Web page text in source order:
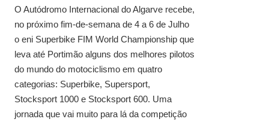
O Autódromo Internacional do Algarve recebe,
no próximo fim-de-semana de 4 a 6 de Julho
o eni Superbike FIM World Championship que
leva até Portimão alguns dos melhores pilotos
do mundo do motociclismo em quatro
categorias: Superbike, Supersport,
Stocksport 1000 e Stocksport 600. Uma
jornada que vai muito para lá da competição